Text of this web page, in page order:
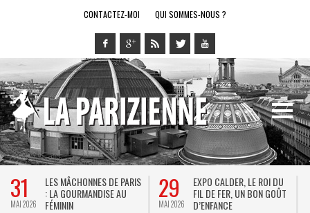
CONTACTEZ-MOI QUI SOMMES-NOUS ?
31
MAI 2026
LES MÂCHONNES DE PARIS
: LA GOURMANDISE AU
FÉMININ
29
MAI 2026
EXPO CALDER, LE ROI DU
FIL DE FER, UN BON GOÛT
D’ENFANCE